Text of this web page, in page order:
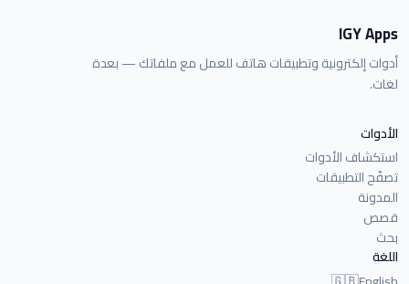
IGY Apps
أدوات إلكترونية وتطبيقات هاتف للعمل مع ملفاتك — بعدة
لغات.
الأدوات
استكشاف الأدوات
تصفّح التطبيقات
المدونة
قصص
بحث
اللغة